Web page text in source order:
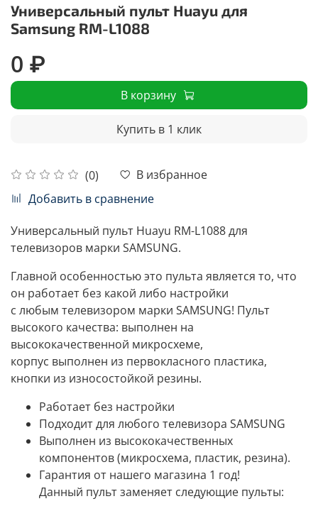
Универсальный пульт Huayu для
Samsung RM-L1088
(0)
В избранное
Добавить в сравнение
0 ₽
В корзину
Купить в 1 клик
Универсальный пульт Huayu RM-L1088 для
телевизоров марки SAMSUNG.
Главной особенностью это пульта является то, что
он работает без какой либо настройки
с любым телевизором марки SAMSUNG! Пульт
высокого качества: выполнен на
высококачественной микросхеме,
корпус выполнен из первокласного пластика,
кнопки из износостойкой резины.
Работает без настройки
Подходит для любого телевизора SAMSUNG
Выполнен из высококачественных
компонентов (микросхема, пластик, резина).
Гарантия от нашего магазина 1 год!
Данный пульт заменяет следующие пульты: